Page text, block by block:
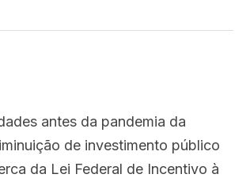
antes da pandemia da
de investimento público
da Lei Federal de Incentivo à